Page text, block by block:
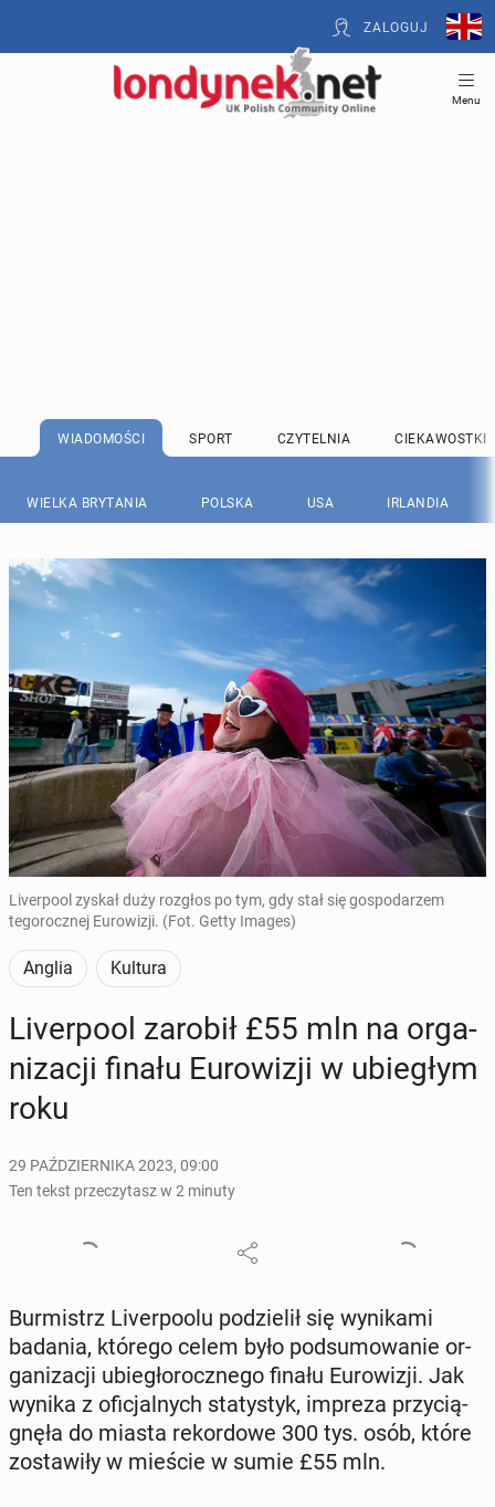
ZALOGUJ
Menu
WIADOMOŚCI SPORT CZYTELNIA CIEKAWOSTKI
WIELKA BRYTANIA POLSKA USA IRLANDIA
Liverpool zyskał duży rozgłos po tym, gdy stał się gospodarzem
tegorocznej Eurowizji. (Fot. Getty Images)
Anglia Kultura
Li­ver­po­ol zarobił £55 mln na or­ga­
ni­za­cji finału Eu­ro­wi­zji w ubie­głym
roku
29 PAŹDZIERNIKA 2023, 09:00
Ten tekst przeczytasz w 2 minuty
Bur­mistrz Li­ver­po­olu po­dzie­lił się wy­ni­ka­mi
badania, którego celem było pod­su­mo­wa­nie or­
ga­ni­za­cji ubie­gło­rocz­ne­go finału Eu­ro­wi­zji. Jak
wynika z ofi­cjal­nych sta­ty­styk, impreza przy­cią­
gnę­ła do miasta re­kor­do­we 300 tys. osób, które
zo­sta­wi­ły w mieście w sumie £55 mln.